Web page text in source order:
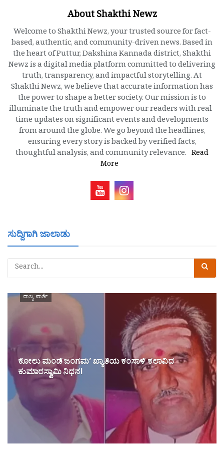
About Shakthi Newz
Welcome to Shakthi Newz, your trusted source for fact-
based, authentic, and community-driven news. Based in
the heart of Puttur, Dakshina Kannada district, Shakthi
Newz is a digital media platform committed to delivering
truth, transparency, and impactful storytelling. At
Shakthi Newz, we believe that accurate information has
the power to shape a better society. Our mission is to
illuminate the truth and empower our readers with real-
time updates on significant events and developments
from around the globe. We go beyond the headlines,
ensuring every story is backed by verified facts,
thoughtful analysis, and community relevance. Read
More
ಸುದ್ದಿಗಾಗಿ ಜಾಲಾಡು
ರಾಜ್ಯ ವಾರ್ತೆ
ಕೋಲು ಮಂಡೆ ಜಂಗಮ’ ಖ್ಯಾತಿಯ ಕಂಸಾಳೆ ಕಲಾವಿದ
ಕುಮಾರಸ್ವಾಮಿ ನಿಧನ!